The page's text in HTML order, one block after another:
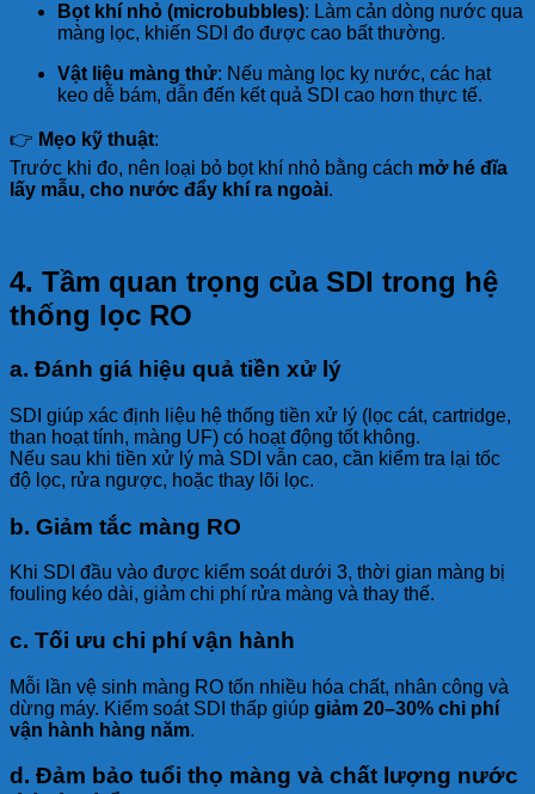
Bọt khí nhỏ (microbubbles): Làm cản dòng nước qua
màng lọc, khiến SDI đo được cao bất thường.
Vật liệu màng thử: Nếu màng lọc kỵ nước, các hạt
keo dễ bám, dẫn đến kết quả SDI cao hơn thực tế.
👉 Mẹo kỹ thuật:
Trước khi đo, nên loại bỏ bọt khí nhỏ bằng cách mở hé đĩa
lấy mẫu, cho nước đẩy khí ra ngoài.
4. Tầm quan trọng của SDI trong hệ
thống lọc RO
a. Đánh giá hiệu quả tiền xử lý
SDI giúp xác định liệu hệ thống tiền xử lý (lọc cát, cartridge,
than hoạt tính, màng UF) có hoạt động tốt không.
Nếu sau khi tiền xử lý mà SDI vẫn cao, cần kiểm tra lại tốc
độ lọc, rửa ngược, hoặc thay lõi lọc.
b. Giảm tắc màng RO
Khi SDI đầu vào được kiểm soát dưới 3, thời gian màng bị
fouling kéo dài, giảm chi phí rửa màng và thay thế.
c. Tối ưu chi phí vận hành
Mỗi lần vệ sinh màng RO tốn nhiều hóa chất, nhân công và
dừng máy. Kiểm soát SDI thấp giúp giảm 20–30% chi phí
vận hành hàng năm.
d. Đảm bảo tuổi thọ màng và chất lượng nước